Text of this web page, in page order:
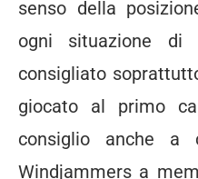
senso della
ogni situazione di
consigliato
giocato al primo
consiglio anche a
Windjammers a